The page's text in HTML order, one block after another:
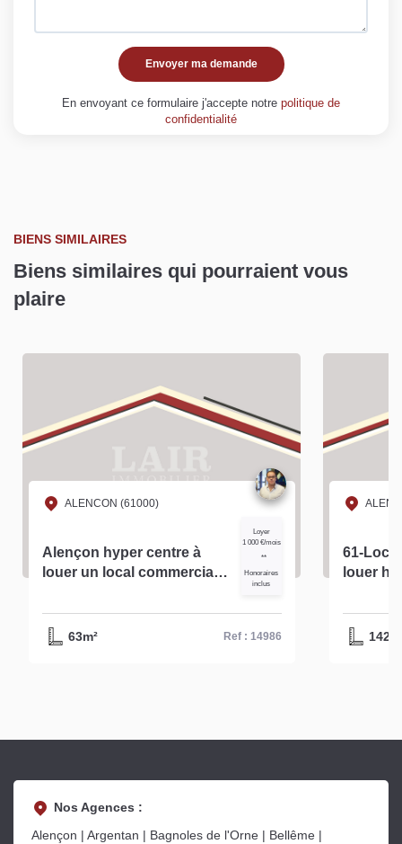
Envoyer ma demande
En envoyant ce formulaire j'accepte notre politique de
confidentialité
BIENS SIMILAIRES
Biens similaires qui pourraient vous
plaire
ALENCON (61000)
Alençon hyper centre à
louer un local commercial
Loyer
1 000 €/mois
**
Honoraires
inclus
63m² Ref : 14986
61-
louer
Nos Agences :
Alençon | Argentan | Bagnoles de l'Orne | Bellême |